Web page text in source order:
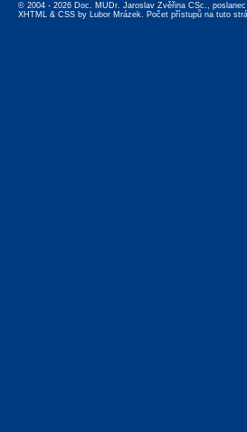
© 2004 - 2026 Doc. MUDr. Jaroslav Zvěřina CSc.,
XHTML & CSS by Lubor Mrázek. Počet přístupů na tuto